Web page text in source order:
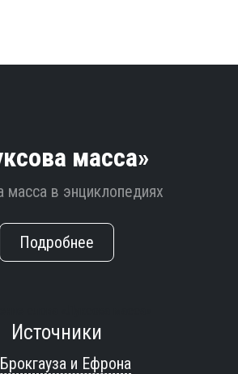
масса»
масса в энциклопедиях
Подробнее
Источники
и Ефрона